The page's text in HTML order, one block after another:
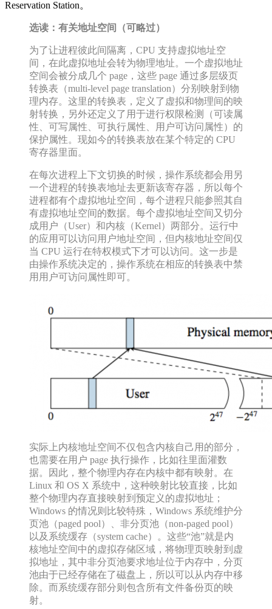
Reservation Station。
选读：有关地址空间（可略过）
为了让进程彼此间隔离，CPU 支持虚拟地址空
间，在此虚拟地址会转为物理地址。一个虚拟地址
空间会被分成几个 page，这些 page 通过多层级页
转换表（multi-level page translation）分别映射到物
理内存。这里的转换表，定义了虚拟和物理间的映
射转换，另外还定义了用于进行权限检测（可读属
性、可写属性、可执行属性、用户可访问属性）的
保护属性。现如今的转换表放在某个特定的 CPU
寄存器里面。
在每次进程上下文切换的时候，操作系统都会用另
一个进程的转换表地址去更新该寄存器，所以每个
进程都有个虚拟地址空间，每个进程只能参照其自
有虚拟地址空间的数据。每个虚拟地址空间又切分
成用户（User）和内核（Kernel）两部分。运行中
的应用可以访问用户地址空间，但内核地址空间仅
当 CPU 运行在特权模式下才可以访问。这一步是
由操作系统决定的，操作系统在相应的转换表中禁
用用户可访问属性即可。
实际上内核地址空间不仅包含内核自己用的部分，
也需要在用户 page 执行操作，比如往里面灌数
据。因此，整个物理内存在内核中都有映射。在
Linux 和 OS X 系统中，这种映射比较直接，比如
整个物理内存直接映射到预定义的虚拟地址；
Windows 的情况则比较特殊，Windows 系统维护分
页池（paged pool）、非分页池（non-paged pool）
以及系统缓存（system cache）。这些“池”就是内
核地址空间中的虚拟存储区域，将物理页映射到虚
拟地址，其中非分页池要求地址位于内存中，分页
池由于已经存储在了磁盘上，所以可以从内存中移
除。而系统缓存部分则包含所有文件备份页的映
射。